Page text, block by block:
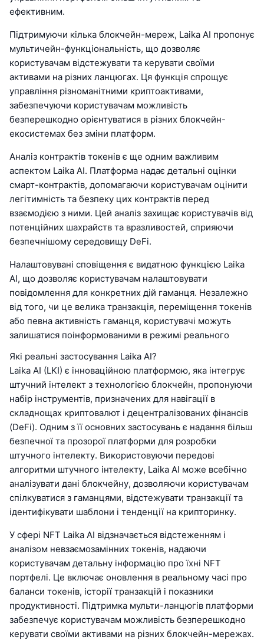
ефективним.
Підтримуючи кілька блокчейн-мереж, Laika AI пропонує
мультичейн-функціональність, що дозволяє
користувачам відстежувати та керувати своїми
активами на різних ланцюгах. Ця функція спрощує
управління різноманітними криптоактивами,
забезпечуючи користувачам можливість
безперешкодно орієнтуватися в різних блокчейн-
екосистемах без зміни платформ.
Аналіз контрактів токенів є ще одним важливим
аспектом Laika AI. Платформа надає детальні оцінки
смарт-контрактів, допомагаючи користувачам оцінити
легітимність та безпеку цих контрактів перед
взаємодією з ними. Цей аналіз захищає користувачів від
потенційних шахрайств та вразливостей, сприяючи
безпечнішому середовищу DeFi.
Налаштовувані сповіщення є видатною функцією Laika
AI, що дозволяє користувачам налаштовувати
повідомлення для конкретних дій гаманця. Незалежно
від того, чи це велика транзакція, переміщення токенів
або певна активність гаманця, користувачі можуть
залишатися поінформованими в режимі реального
Які реальні застосування Laika AI?
Laika AI (LKI) є інноваційною платформою, яка інтегрує
штучний інтелект з технологією блокчейн, пропонуючи
набір інструментів, призначених для навігації в
складнощах криптовалют і децентралізованих фінансів
(DeFi). Одним з її основних застосувань є надання більш
безпечної та прозорої платформи для розробки
штучного інтелекту. Використовуючи передові
алгоритми штучного інтелекту, Laika AI може всебічно
аналізувати дані блокчейну, дозволяючи користувачам
спілкуватися з гаманцями, відстежувати транзакції та
ідентифікувати шаблони і тенденції на крипторинку.
У сфері NFT Laika AI відзначається відстеженням і
аналізом невзаємозамінних токенів, надаючи
користувачам детальну інформацію про їхні NFT
портфелі. Це включає оновлення в реальному часі про
баланси токенів, історії транзакцій і показники
продуктивності. Підтримка мульти-ланцюгів платформи
забезпечує користувачам можливість безперешкодно
керувати своїми активами на різних блокчейн-мережах.